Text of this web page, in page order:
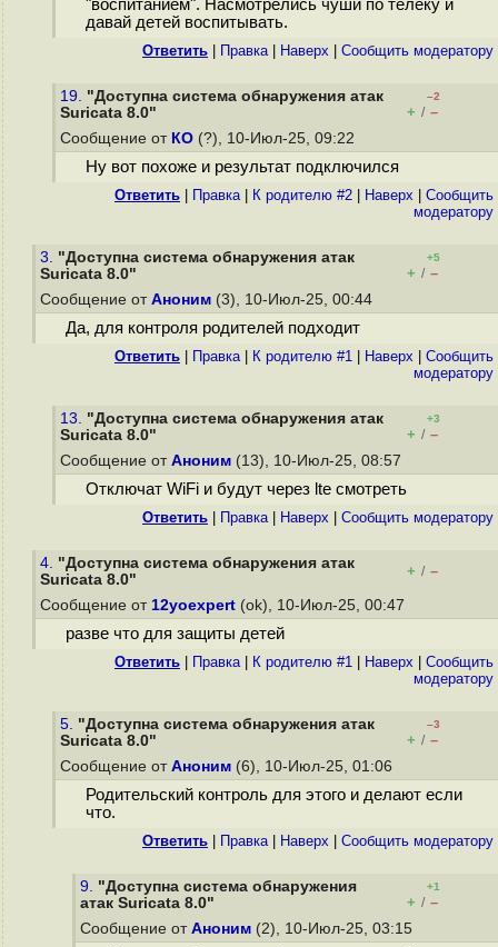
"воспитанием". Насмотрелись чуши по телеку и
давай детей воспитывать.
Ответить Правка| Наверх Cообщить модератору
19. "Доступна система обнаружения атак
Suricata 8.0"
–2
+ / –
Сообщение от КО (?), 10-Июл-25, 09:22
Ну вот похоже и результат подключился
Ответить Правка| К родителю #2 Наверх
Cообщить
модератору
3. "Доступна система обнаружения атак
Suricata 8.0"
+5
+ / –
Сообщение от Аноним (3), 10-Июл-25, 00:44
Да, для контроля родителей подходит
Ответить Правка| К родителю #1 Наверх
Cообщить
модератору
13. "Доступна система обнаружения атак
Suricata 8.0"
+3
+ / –
Сообщение от Аноним (13), 10-Июл-25, 08:57
Отключат WiFi и будут через lte смотреть
Ответить Правка| Наверх Cообщить модератору
4. "Доступна система обнаружения атак
Suricata 8.0"
+ / –
Сообщение от 12yoexpert (ok), 10-Июл-25, 00:47
разве что для защиты детей
Ответить Правка| К родителю #1 Наверх
Cообщить
модератору
5. "Доступна система обнаружения атак
Suricata 8.0"
–3
+ / –
Сообщение от Аноним (6), 10-Июл-25, 01:06
Родительский контроль для этого и делают если
что.
Ответить Правка| Наверх Cообщить модератору
9. "Доступна система обнаружения
атак Suricata 8.0"
+1
+ / –
Сообщение от Аноним (2), 10-Июл-25, 03:15